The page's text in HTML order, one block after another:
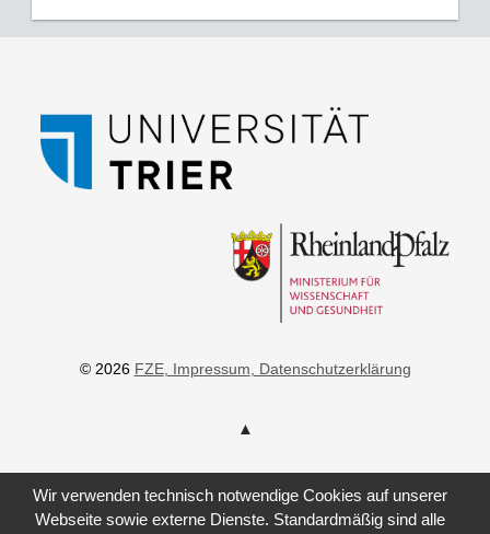
© 2026 FZE, Impressum, Datenschutzerklärung
Wir verwenden technisch notwendige Cookies auf unserer
Webseite sowie externe Dienste. Standardmäßig sind alle